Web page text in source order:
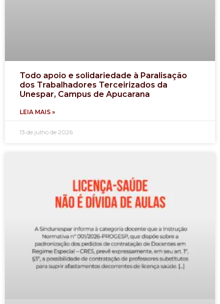
Todo apoio e solidariedade à Paralisação
dos Trabalhadores Terceirizados da
Unespar, Campus de Apucarana
LEIA MAIS »
13 de julho de 2026